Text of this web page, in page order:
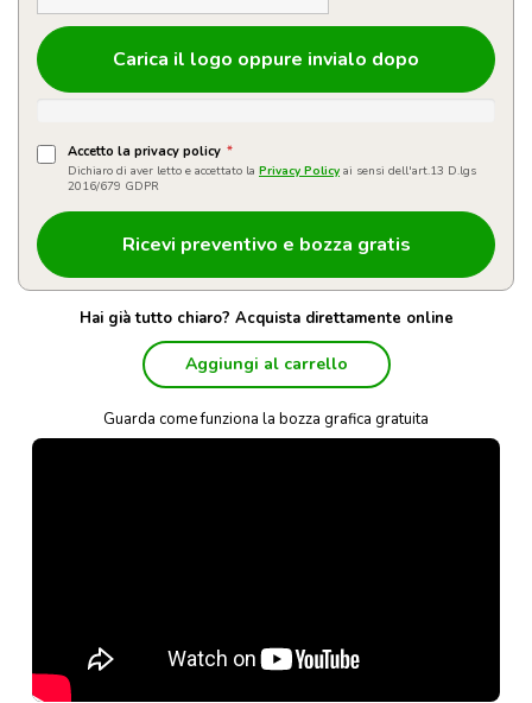
Carica il logo oppure invialo dopo
Accetto la privacy policy *
Dichiaro di aver letto e accettato la Privacy Policy ai sensi dell'art.13 D.lgs
2016/679 GDPR
Hai già tutto chiaro? Acquista direttamente online
Aggiungi al carrello
Guarda come funziona la bozza grafica gratuita